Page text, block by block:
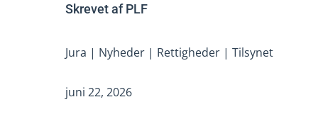
Skrevet afPLF
Jura | Nyheder| Rettigheder| Tilsynet
juni 22, 2026